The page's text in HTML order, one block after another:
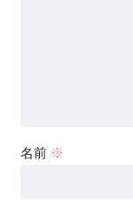
名前 ※